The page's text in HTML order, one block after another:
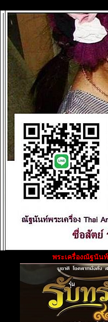
พระเครื่องณัฐนัน